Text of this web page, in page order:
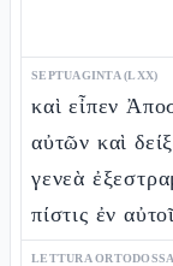
SEPTUAGINTA (LXX)
καὶ εἶπεν
αὐτῶν καὶ
γενεὰ
πίστις ἐν
LETTURA ORTODOSSA